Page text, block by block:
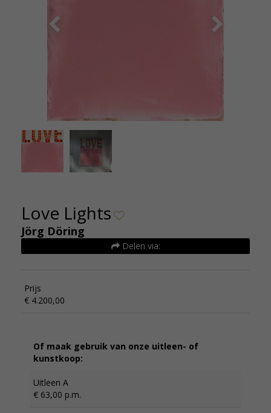
Love Lights
Jörg Döring
Delen via:
Prijs
€ 4.200,00
Of maak gebruik van onze uitleen- of
kunstkoop:
Uitleen A
€ 63,00 p.m.